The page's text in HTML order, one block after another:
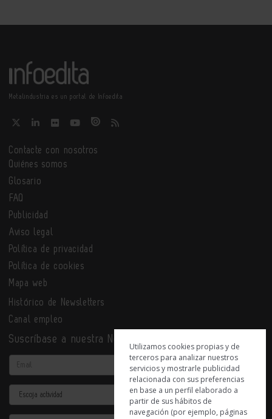
Metalindustria es un portal de Infoedita
Contacte con nosotros
Quiénes somos
Glosario
FAQ
Publicidad
Aviso legal
Política de privacidad
Política de cookies
Mapa web
Histórico de Newsletters
Canal empleo
Suscríbase a nuestra Newsletter
Email
Actividad
Utilizamos cookies propias y de
terceros para analizar nuestros
servicios y mostrarle publicidad
relacionada con sus preferencias
en base a un perfil elaborado a
partir de sus hábitos de
navegación (por ejemplo, páginas